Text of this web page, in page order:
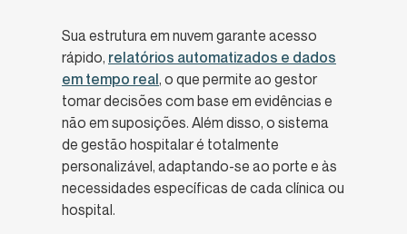
Sua estrutura em nuvem garante acesso
rápido, relatórios automatizados e dados
em tempo real, o que permite ao gestor
tomar decisões com base em evidências e
não em suposições. Além disso, o sistema
de gestão hospitalar é totalmente
personalizável, adaptando-se ao porte e às
necessidades específicas de cada clínica ou
hospital.